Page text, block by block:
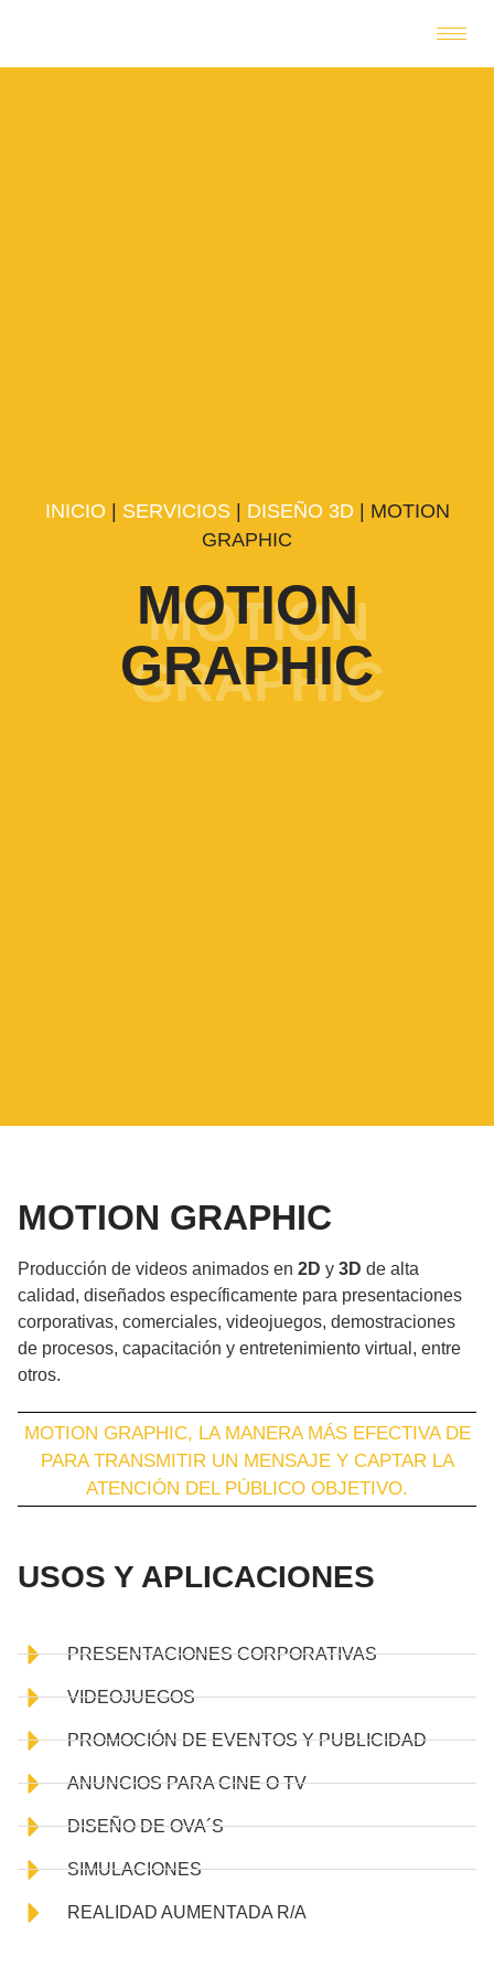
INICIO | SERVICIOS | DISEÑO 3D | MOTION
GRAPHIC
MOTION
GRAPHIC
MOTION GRAPHIC
Producción de videos animados en 2D y 3D de alta
calidad, diseñados específicamente para presentaciones
corporativas, comerciales, videojuegos, demostraciones
de procesos, capacitación y entretenimiento virtual, entre
otros.
MOTION GRAPHIC, LA MANERA MÁS EFECTIVA DE
PARA TRANSMITIR UN MENSAJE Y CAPTAR LA
ATENCIÓN DEL PÚBLICO OBJETIVO.
USOS Y APLICACIONES
PRESENTACIONES CORPORATIVAS
VIDEOJUEGOS
PROMOCIÓN DE EVENTOS Y PUBLICIDAD
ANUNCIOS PARA CINE O TV
DISEÑO DE OVA´S
SIMULACIONES
REALIDAD AUMENTADA R/A